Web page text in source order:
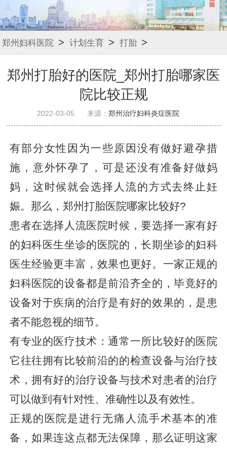
郑州妇科医院 > 计划生育 > 打胎 >
郑州打胎好的医院_郑州打胎哪家医
院比较正规
2022-03-05 来源： 郑州治疗妇科炎症医院
有部分女性因为一些原因没有做好避孕措
施，意外怀孕了，可是还没有准备好做妈
妈，这时候就会选择人流的方式去终止妊
娠。那么，郑州打胎医院哪家比较好?
患者在选择人流医院时候，要选择一家有好
的妇科医生坐诊的医院的，长期坐诊的妇科
医生经验更丰富，效果也更好。一家正规的
妇科医院的设备都是前沿齐全的，毕竟好的
设备对于疾病的治疗是有好的效果的，是患
者不能忽视的细节。
有专业的医疗技术：通常一所比较好的医院
它往往拥有比较前沿的的检查设备与治疗技
术，拥有好的治疗设备与技术对患者的治疗
可以做到有针对性、准确性以及有效性。
正规的医院是进行无痛人流手术基本的准
备，如果连这点都无法保障，那么证明这家